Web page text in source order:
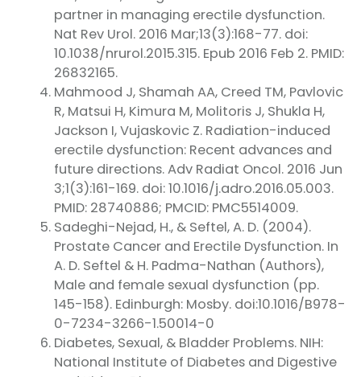
partner in managing erectile dysfunction.
Nat Rev Urol. 2016 Mar;13(3):168-77. doi:
10.1038/nrurol.2015.315. Epub 2016 Feb 2. PMID:
26832165.
Mahmood J, Shamah AA, Creed TM, Pavlovic
R, Matsui H, Kimura M, Molitoris J, Shukla H,
Jackson I, Vujaskovic Z. Radiation-induced
erectile dysfunction: Recent advances and
future directions. Adv Radiat Oncol. 2016 Jun
3;1(3):161-169. doi: 10.1016/j.adro.2016.05.003.
PMID: 28740886; PMCID: PMC5514009.
Sadeghi-Nejad, H., & Seftel, A. D. (2004).
Prostate Cancer and Erectile Dysfunction. In
A. D. Seftel & H. Padma-Nathan (Authors),
Male and female sexual dysfunction (pp.
145-158). Edinburgh: Mosby. doi:10.1016/B978-
0-7234-3266-1.50014-0
Diabetes, Sexual, & Bladder Problems. NIH:
National Institute of Diabetes and Digestive